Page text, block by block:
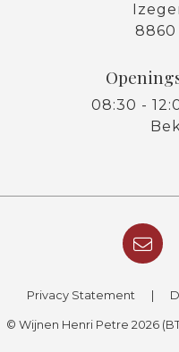
8860
08:30 -
Privacy Statement
© Wijnen Henri Petre 2026